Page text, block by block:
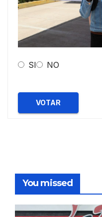
SI NO
VOTAR
You missed